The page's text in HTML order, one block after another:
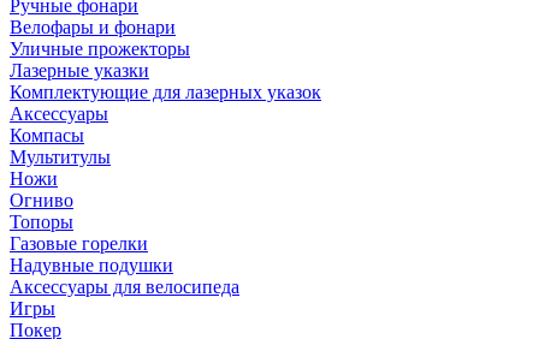
Ручные фонари
Велофары и фонари
Уличные прожекторы
Лазерные указки
Комплектующие для лазерных указок
Аксессуары
Компасы
Мультитулы
Ножи
Огниво
Топоры
Газовые горелки
Надувные подушки
Аксессуары для велосипеда
Игры
Покер